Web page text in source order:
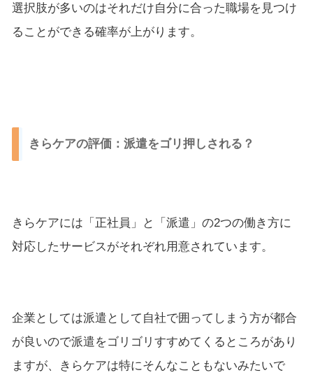
選択肢が多いのはそれだけ自分に合った職場を見つけ
ることができる確率が上がります。
きらケアの評価：派遣をゴリ押しされる？
きらケアには「正社員」と「派遣」の2つの働き方に
対応したサービスがそれぞれ用意されています。
企業としては派遣として自社で囲ってしまう方が都合
が良いので派遣をゴリゴリすすめてくるところがあり
ますが、きらケアは特にそんなこともないみたいで